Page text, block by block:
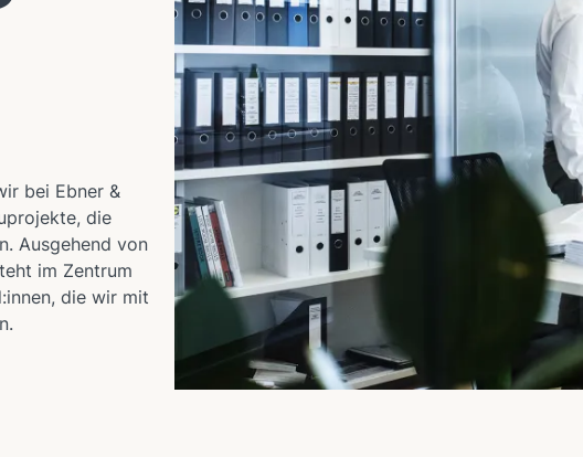
bei Ebner &
die
Ausgehend von
im Zentrum
die wir mit